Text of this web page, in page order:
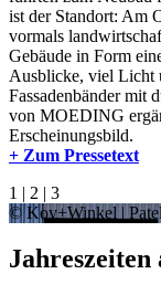
ist der Standort: Am
vormals
Gebäude in Form
Ausblicke, viel Licht
Fassadenbänder mit
von MOEDING
Erscheinungsbild.
+ Zum Pressetext
1 | 2 | 3
© Koy+Winkel |